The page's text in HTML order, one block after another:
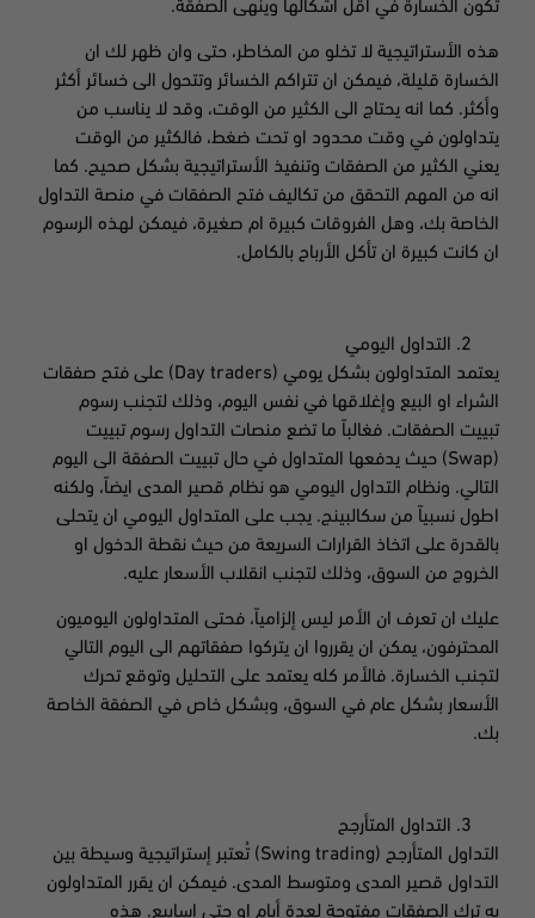
تكون الخسارة في اقل أشكالها وينهى الصفقة.
هذه الأستراتيجية لا تخلو من المخاطر، حتى وان ظهر لك ان
الخسارة قليلة، فيمكن ان تتراكم الخسائر وتتحول الى خسائر أكثر
وأكثر. كما انه يحتاج الى الكثير من الوقت، وقد لا يناسب من
يتداولون في وقت محدود او تحت ضغط، فالكثير من الوقت
يعني الكثير من الصفقات وتنفيذ الأستراتيجية بشكل صحيح. كما
انه من المهم التحقق من تكاليف فتح الصفقات في منصة التداول
الخاصة بك، وهل الفروقات كبيرة ام صغيرة، فيمكن لهذه الرسوم
ان كانت كبيرة ان تأكل الأرباح بالكامل.
التداول اليومي
يعتمد المتداولون بشكل يومي (Day traders) على فتح صفقات
الشراء او البيع وإغلاقها في نفس اليوم، وذلك لتجنب رسوم
تبييت الصفقات. فغالباً ما تضع منصات التداول رسوم تبييت
(Swap) حيث يدفعها المتداول في حال تبييت الصفقة الى اليوم
التالي. ونظام التداول اليومي هو نظام قصير المدى ايضاً، ولكنه
اطول نسبياً من سكالبينج. يجب على المتداول اليومي ان يتحلى
بالقدرة على اتخاذ القرارات السريعة من حيث نقطة الدخول او
الخروج من السوق، وذلك لتجنب انقلاب الأسعار عليه.
عليك ان تعرف ان الأمر ليس إلزامياً، فحتى المتداولون اليوميون
المحترفون، يمكن ان يقرروا ان يتركوا صفقاتهم الى اليوم التالي
لتجنب الخسارة. فالأمر كله يعتمد على التحليل وتوقع تحرك
الأسعار بشكل عام في السوق، وبشكل خاص في الصفقة الخاصة
بك.
التداول المتأرجح
التداول المتأرجح (Swing trading) تُعتبر إستراتيجية وسيطة بين
التداول قصير المدى ومتوسط المدى. فيمكن ان يقرر المتداولون
به ترك الصفقات مفتوحة لعدة أيام او حتى اسابيع. هذه